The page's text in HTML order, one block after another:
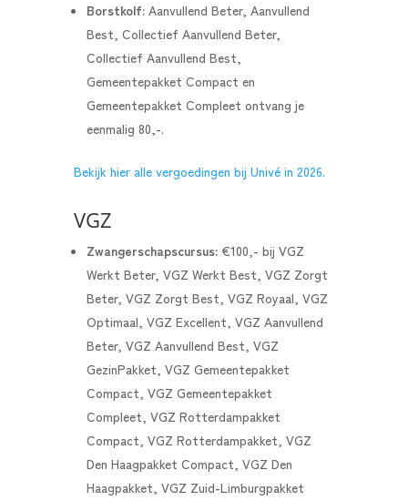
Borstkolf:Aanvullend Beter, Aanvullend
Best, Collectief Aanvullend Beter,
Collectief Aanvullend Best,
Gemeentepakket Compact en
Gemeentepakket Compleet ontvang je
eenmalig 80,-.
Bekijk hier alle vergoedingen bij Univé in 2026.
VGZ
Zwangerschapscursus:€100,- bij VGZ
Werkt Beter, VGZ Werkt Best, VGZ Zorgt
Beter, VGZ Zorgt Best, VGZ Royaal, VGZ
Optimaal, VGZ Excellent, VGZ Aanvullend
Beter, VGZ Aanvullend Best, VGZ
GezinPakket, VGZ Gemeentepakket
Compact, VGZ Gemeentepakket
Compleet, VGZ Rotterdampakket
Compact, VGZ Rotterdampakket, VGZ
Den Haagpakket Compact, VGZ Den
Haagpakket, VGZ Zuid-Limburgpakket